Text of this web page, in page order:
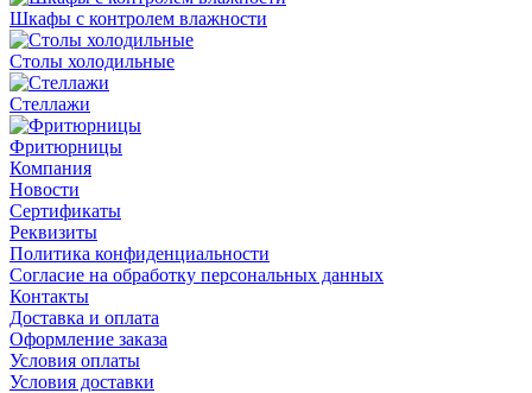
Шкафы с контролем влажности
Столы холодильные
Стеллажи
Фритюрницы
Компания
Новости
Сертификаты
Реквизиты
Политика конфиденциальности
Согласие на обработку персональных данных
Контакты
Доставка и оплата
Оформление заказа
Условия оплаты
Условия доставки